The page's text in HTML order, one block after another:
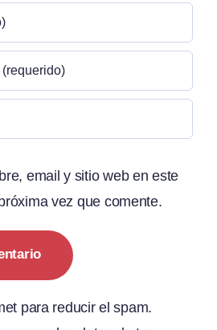
email y sitio web en este
vez que comente.
para reducir el spam.